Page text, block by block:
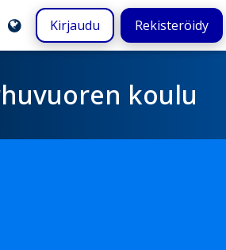
Kirjaudu Rekisteröidy
koulu